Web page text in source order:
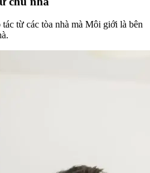
từ các tòa nhà mà Môi giới là bên